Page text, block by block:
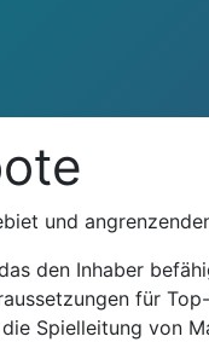
und
den Inhaber
für
Spielleitung von